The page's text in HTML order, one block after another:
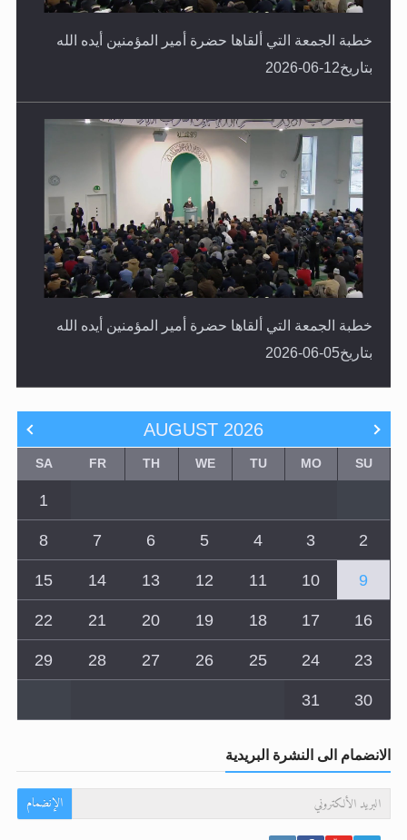
خطبة الجمعة التي ألقاها حضرة أمير المؤمنين أيده الله
بتاريخ12-06-2026
خطبة الجمعة التي ألقاها حضرة أمير المؤمنين أيده الله
بتاريخ05-06-2026
AUGUST 2026
SU
MO
TU
WE
TH
FR
SA
1
2
3
4
5
6
7
8
9
10
11
12
13
14
15
16
17
18
19
20
21
22
23
24
25
26
27
28
29
30
31
الانضمام الى النشرة البريدية
الإنضمام